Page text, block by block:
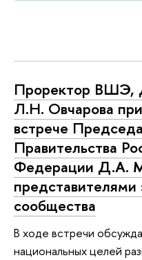
Проректор ВШЭ,
Л.Н. Овчарова
встрече
Правительства
Федерации Д.А.
представителями
сообщества
В ходе встречи
национальных целей